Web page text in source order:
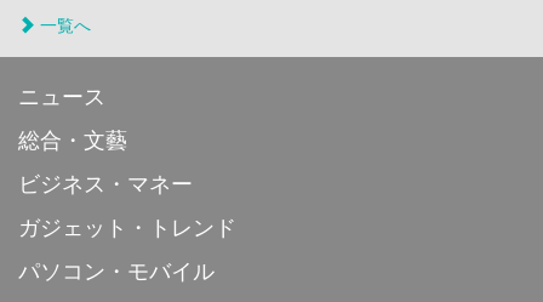
一覧へ
ニュース
総合・文藝
ビジネス・マネー
ガジェット・トレンド
パソコン・モバイル